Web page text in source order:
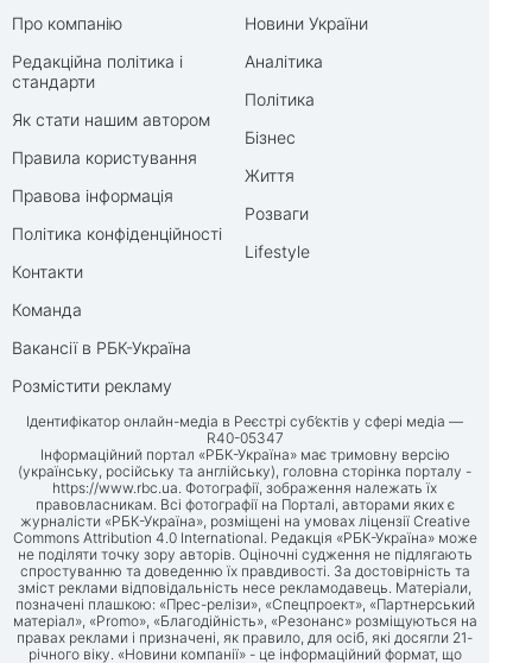
Про компанію
Редакційна політика і
стандарти
Як стати нашим автором
Правила користування
Правова інформація
Політика конфіденційності
Контакти
Команда
Вакансії в РБК-Україна
Розмістити рекламу
Новини України
Аналітика
Політика
Бізнес
Життя
Розваги
Lifestyle
Ідентифікатор онлайн-медіа в Реєстрі суб’єктів у сфері медіа —
R40-05347
Інформаційний портал «РБК-Україна» має тримовну версію
(українську, російську та англійську), головна сторінка порталу -
https://www.rbc.ua. Фотографії, зображення належать їх
правовласникам. Всі фотографії на Порталі, авторами яких є
журналісти «РБК-Україна», розміщені на умовах ліцензії Creative
Commons Attribution 4.0 International. Редакція «РБК-Україна» може
не поділяти точку зору авторів. Оціночні судження не підлягають
спростуванню та доведенню їх правдивості. За достовірність та
зміст реклами відповідальність несе рекламодавець. Матеріали,
позначені плашкою: «Прес-релізи», «Спецпроект», «Партнерський
матеріал», «Promo», «Благодійність», «Резонанс» розміщуються на
правах реклами і призначені, як правило, для осіб, які досягли 21-
річного віку. «Новини компанії» - це інформаційний формат, що